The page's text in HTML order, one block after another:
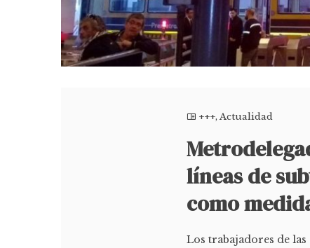
+++,Actualidad
líneas de
como
Los trabajadores de